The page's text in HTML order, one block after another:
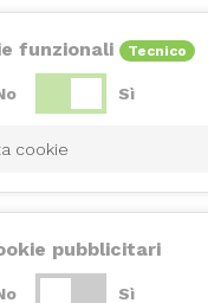
funzionali Tecnico
Sì
cookie
pubblicitari
Sì